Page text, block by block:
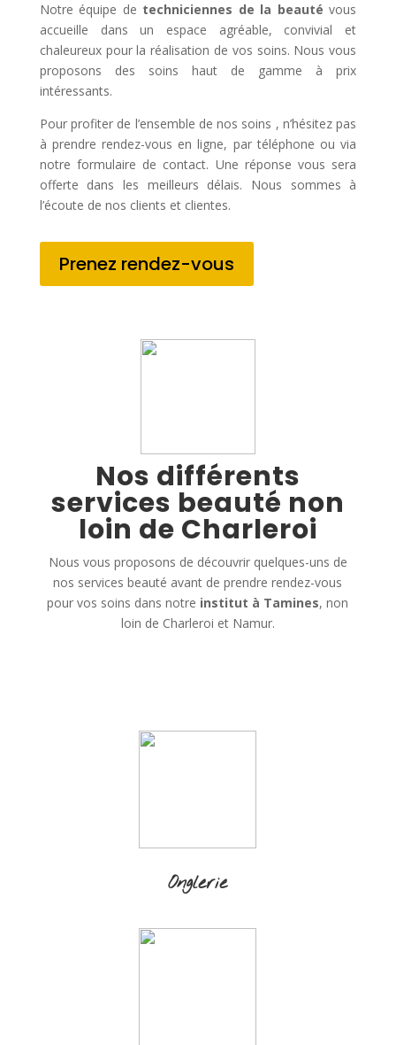
Notre équipe de techniciennes de la beauté vous
accueille dans un espace agréable, convivial et
chaleureux pour la réalisation de vos soins. Nous vous
proposons des soins haut de gamme à prix
intéressants.
Pour profiter de l’ensemble de nos soins , n’hésitez pas
à prendre rendez-vous en ligne, par téléphone ou via
notre formulaire de contact. Une réponse vous sera
offerte dans les meilleurs délais. Nous sommes à
l’écoute de nos clients et clientes.
Prenez rendez-vous
Nos différents
services beauté non
loin de Charleroi
Nous vous proposons de découvrir quelques-uns de
nos services beauté avant de prendre rendez-vous
pour vos soins dans notre institut à Tamines, non
loin de Charleroi et Namur.
Onglerie